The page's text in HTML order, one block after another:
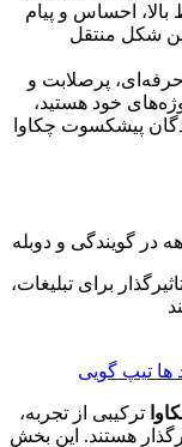
بالا، احساس و پیام
شکل منتقل
حرفه‌ای، پرصلابت و
خود هستید،
پیشکسوت چکاوا
در گویندگی و دوبله
برای تبلیغات،
ها تیپ گویی
ترکیبی از تجربه،
هستند. این بخش